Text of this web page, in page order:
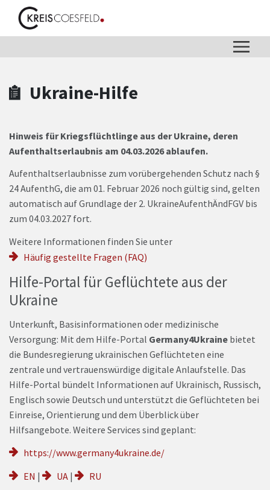
Zum Header
Zum Hauptinhalt
Zum Footer
Zum Hauptinhalt springen
Ukraine-Hilfe
Hinweis für Kriegsflüchtlinge aus der Ukraine, deren
Aufenthaltserlaubnis am 04.03.2026 ablaufen.
Aufenthaltserlaubnisse zum vorübergehenden Schutz nach §
24 AufenthG, die am 01. Februar 2026 noch gültig sind, gelten
automatisch auf Grundlage der 2. UkraineAufenthÄndFGV bis
zum 04.03.2027 fort.
Weitere Informationen finden Sie unter
Häufig gestellte Fragen (FAQ)
Hilfe-Portal für Geflüchtete aus der
Ukraine
Unterkunft, Basisinformationen oder medizinische
Versorgung: Mit dem Hilfe-Portal Germany4Ukraine bietet
die Bundesregierung ukrainischen Geflüchteten eine
zentrale und vertrauenswürdige digitale Anlaufstelle. Das
Hilfe-Portal bündelt Informationen auf Ukrainisch, Russisch,
Englisch sowie Deutsch und unterstützt die Geflüchteten bei
Einreise, Orientierung und dem Überblick über
Hilfsangebote. Weitere Services sind geplant:
https://www.germany4ukraine.de/
EN | UA | RU